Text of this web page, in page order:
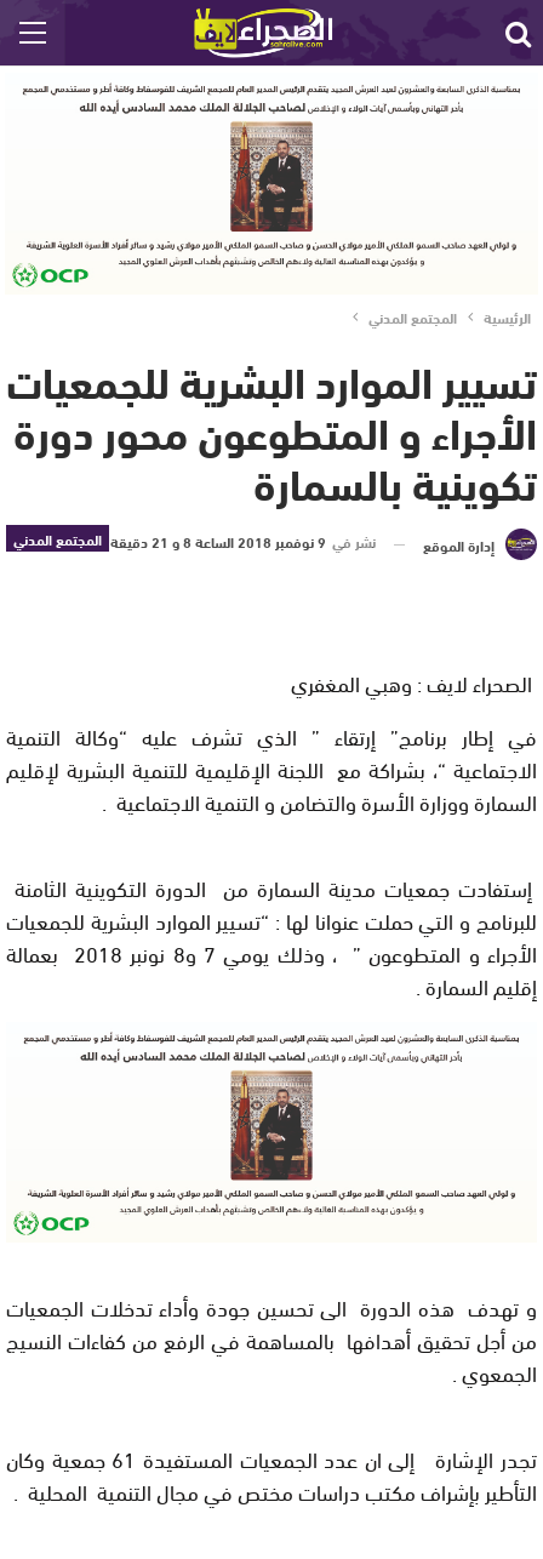
الرئيسية المجتمع المدني
تسيير الموارد البشرية للجمعيات
الأجراء و المتطوعون محور دورة
تكوينية بالسمارة
المجتمع المدني إدارة الموقع نشر في 9 نوفمبر 2018 الساعة 8 و 21 دقيقة
الصحراء لايف : وهبي المغفري
في إطار برنامج” إرتقاء ” الذي تشرف عليه “وكالة التنمية
الاجتماعية “، بشراكة مع اللجنة الإقليمية للتنمية البشرية لإقليم
السمارة ووزارة الأسرة والتضامن و التنمية الاجتماعية .
إستفادت جمعيات مدينة السمارة من الدورة التكوينية الثامنة
للبرنامج و التي حملت عنوانا لها : “تسيير الموارد البشرية للجمعيات
الأجراء و المتطوعون ” ، وذلك يومي 7 و8 نونبر 2018 بعمالة
إقليم السمارة .
و تهدف هذه الدورة الى تحسين جودة وأداء تدخلات الجمعيات
من أجل تحقيق أهدافها بالمساهمة في الرفع من كفاءات النسيج
الجمعوي .
تجدر الإشارة إلى ان عدد الجمعيات المستفيدة 61 جمعية وكان
التأطير بإشراف مكتب دراسات مختص في مجال التنمية المحلية .